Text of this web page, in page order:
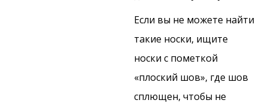
Если вы не можете найти
такие носки, ищите
носки с пометкой
«плоский шов», где шов
сплющен, чтобы не